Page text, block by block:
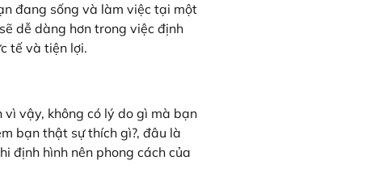
đang sống và làm việc tại một
dễ dàng hơn trong việc định
tế và tiện lợi.
vì vậy, không có lý do gì mà bạn
bạn thật sự thích gì?, đâu là
định hình nên phong cách của